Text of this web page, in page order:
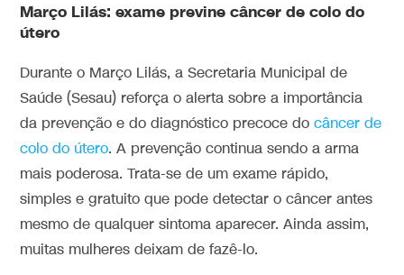
Março Lilás: exame previne câncer de colo do
útero
Durante o Março Lilás, a Secretaria Municipal de
Saúde (Sesau) reforça o alerta sobre a importância
da prevenção e do diagnóstico precoce docâncer de
colo do útero. A prevenção continua sendo a arma
mais poderosa. Trata-se de um exame rápido,
simples e gratuito que pode detectar o câncer antes
mesmo de qualquer sintoma aparecer. Ainda assim,
muitas mulheres deixam de fazê-lo.